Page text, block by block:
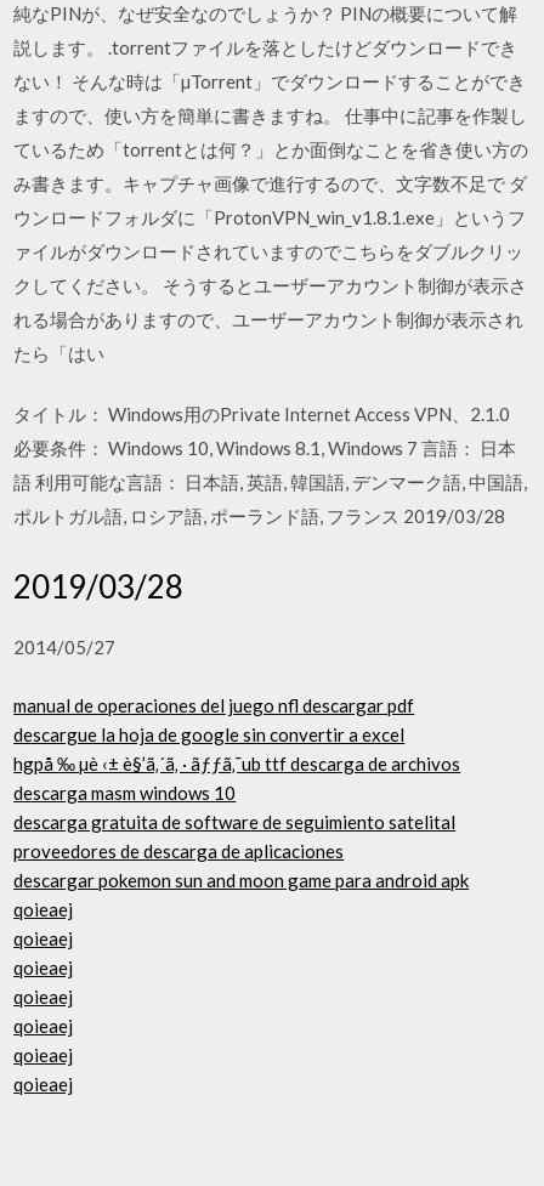
純なPINが、なぜ安全なのでしょうか？ PINの概要について解
説します。 .torrentファイルを落としたけどダウンロードでき
ない！ そんな時は「µTorrent」でダウンロードすることができ
ますので、使い方を簡単に書きますね。 仕事中に記事を作製し
ているため「torrentとは何？」とか面倒なことを省き使い方の
み書きます。キャプチャ画像で進行するので、文字数不足で ダ
ウンロードフォルダに「ProtonVPN_win_v1.8.1.exe」というフ
ァイルがダウンロードされていますのでこちらをダブルクリッ
クしてください。 そうするとユーザーアカウント制御が表示さ
れる場合がありますので、ユーザーアカウント制御が表示され
たら「はい
タイトル： Windows用のPrivate Internet Access VPN、2.1.0
必要条件： Windows 10, Windows 8.1, Windows 7 言語： 日本
語 利用可能な言語： 日本語, 英語, 韓国語, デンマーク語, 中国語,
ポルトガル語, ロシア語, ポーランド語, フランス 2019/03/28
2019/03/28
2014/05/27
manual de operaciones del juego nfl descargar pdf
descargue la hoja de google sin convertir a excel
hgpå ‰ µè ‹± è§’ã‚´ã‚ · ãƒƒã‚¯ub ttf descarga de archivos
descarga masm windows 10
descarga gratuita de software de seguimiento satelital
proveedores de descarga de aplicaciones
descargar pokemon sun and moon game para android apk
qoieaej
qoieaej
qoieaej
qoieaej
qoieaej
qoieaej
qoieaej